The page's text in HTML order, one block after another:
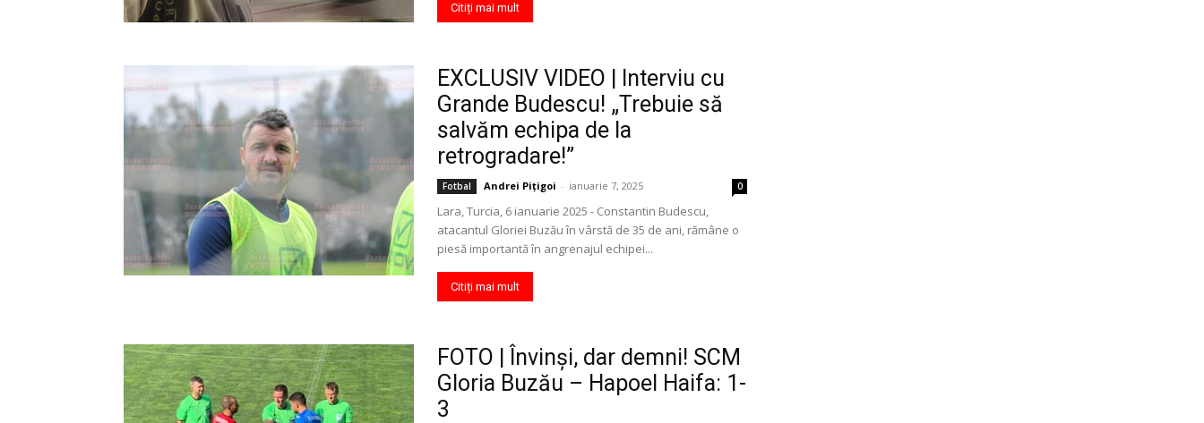
Citiți mai mult
EXCLUSIV VIDEO | Interviu cu
Grande Budescu! „Trebuie să
salvăm echipa de la
retrogradare!”
Fotbal Andrei Pițigoi - ianuarie 7, 2025 0
Lara, Turcia, 6 ianuarie 2025 - Constantin Budescu,
atacantul Gloriei Buzău în vârstă de 35 de ani, rămâne o
piesă importantă în angrenajul echipei...
Citiți mai mult
FOTO | Învinşi, dar demni! SCM
Gloria Buzău – Hapoel Haifa: 1-
3